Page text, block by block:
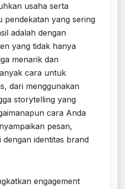
usaha serta
pendekatan yang sering
adalah dengan
yang tidak hanya
menarik dan
cara untuk
dari menggunakan
storytelling yang
cara Anda
pesan,
dengan identitas brand
engagement